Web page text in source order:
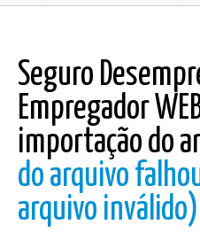
Seguro
Empregador
importação do
do arquivo
arquivo inválido)